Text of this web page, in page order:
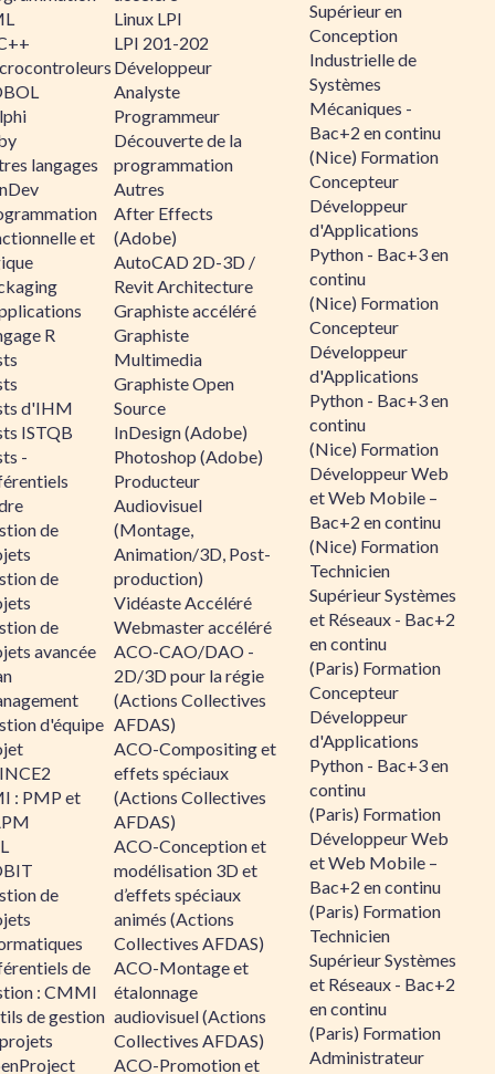
langages
et
R
d'IHM
ISTQB
-
de
de
de
avancée
d'équipe
: PMP et
de
de
: CMMI
de gestion
Linux LPI
LPI 201-202
Développeur
Analyste
Programmeur
Découverte de la
programmation
Autres
After Effects
(Adobe)
AutoCAD 2D-3D /
Revit Architecture
Graphiste accéléré
Graphiste
Multimedia
Graphiste Open
Source
InDesign (Adobe)
Photoshop (Adobe)
Producteur
Audiovisuel
(Montage,
Animation/3D, Post-
production)
Vidéaste Accéléré
Webmaster accéléré
ACO-CAO/DAO -
2D/3D pour la régie
(Actions Collectives
AFDAS)
ACO-Compositing et
effets spéciaux
(Actions Collectives
AFDAS)
ACO-Conception et
modélisation 3D et
d’effets spéciaux
animés (Actions
Collectives AFDAS)
ACO-Montage et
étalonnage
audiovisuel (Actions
Collectives AFDAS)
ACO-Promotion et
Supérieur en
Conception
Industrielle de
Systèmes
Mécaniques -
Bac+2 en continu
(Nice) Formation
Concepteur
Développeur
d'Applications
Python - Bac+3 en
continu
(Nice) Formation
Concepteur
Développeur
d'Applications
Python - Bac+3 en
continu
(Nice) Formation
Développeur Web
et Web Mobile –
Bac+2 en continu
(Nice) Formation
Technicien
Supérieur Systèmes
et Réseaux - Bac+2
en continu
(Paris) Formation
Concepteur
Développeur
d'Applications
Python - Bac+3 en
continu
(Paris) Formation
Développeur Web
et Web Mobile –
Bac+2 en continu
(Paris) Formation
Technicien
Supérieur Systèmes
et Réseaux - Bac+2
en continu
(Paris) Formation
Administrateur